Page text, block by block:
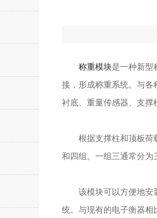
称重模块是一种新型
接，形成称重系统。与各
衬底、重量传感器、支撑
根据支撑柱和顶板荷载
和四组。一组三通常分为
该模块可以方便地安装
统。与现有的电子衡器相